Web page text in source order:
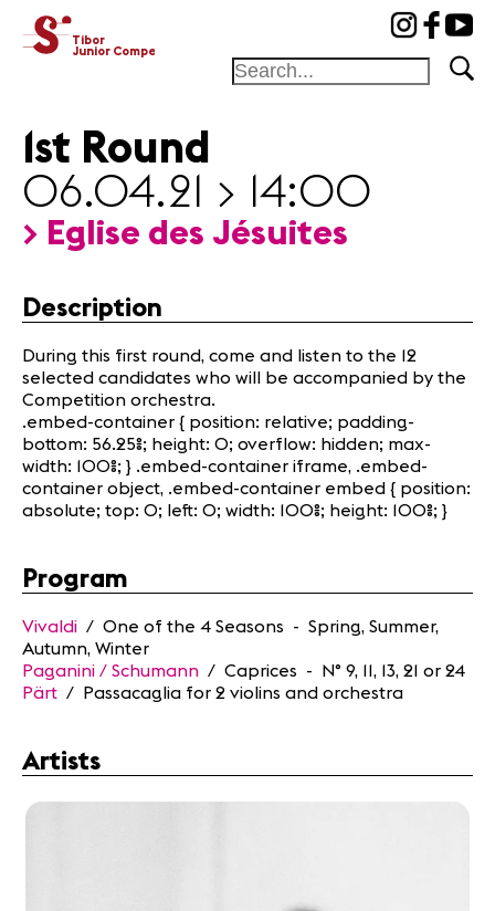
Tibor
Junior Competition
Foundation
Festival
Academy
Competition
sponsors
Home
Jury
Program
Winners
News
Concerts
Media
Legal infos
1st Round
06.04.21 > 14:00
> Eglise des Jésuites
Description
During this first round, come and listen to the 12
selected candidates who will be accompanied by the
Competition orchestra.
.embed-container { position: relative; padding-
bottom: 56.25%; height: 0; overflow: hidden; max-
width: 100%; } .embed-container iframe, .embed-
container object, .embed-container embed { position:
absolute; top: 0; left: 0; width: 100%; height: 100%; }
Program
Vivaldi / One of the 4 Seasons
- Spring, Summer,
Autumn, Winter
Paganini / Schumann / Caprices
- N° 9, 11, 13, 21 or 24
Pärt / Passacaglia for 2 violins and orchestra
Artists